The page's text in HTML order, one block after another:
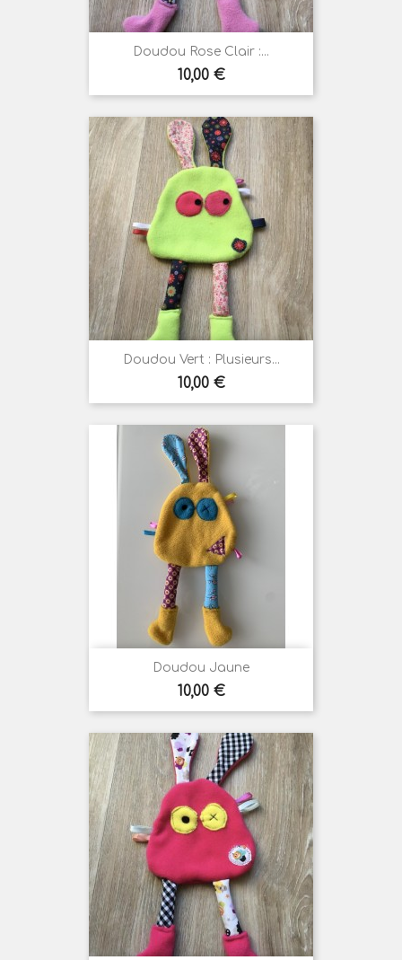
Doudou Rose Clair :...
Prix
10,00 €
Doudou Vert : Plusieurs...
Prix
10,00 €
Doudou Jaune
Prix
10,00 €